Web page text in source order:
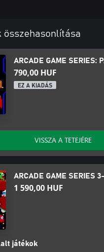
összehasonlítása
ARCADE GAME SERIES:
790,00 HUF
EZ A KIADÁS
VISSZA A TETEJÉRE
ARCADE GAME SERIES
1 590,00 HUF
játékok